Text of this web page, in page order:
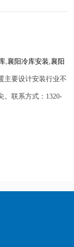
,襄阳冷库安装,襄阳
主要设计安装行业不
。联系方式：1320-